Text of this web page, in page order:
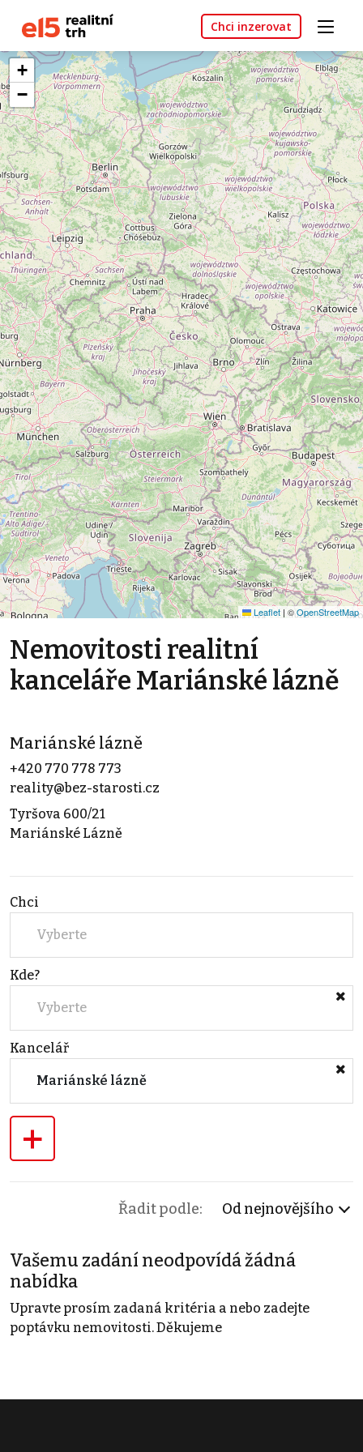
Chci inzerovat
+
−
Leaflet | ©OpenStreetMap
Nemovitosti realitní
kanceláře Mariánské lázně
Mariánské lázně
+420 770 778 773
reality@bez-starosti.cz
Tyršova 600/21
Mariánské Lázně
Chci
Vyberte
Kde?
Vyberte
Kancelář
Mariánské lázně
+
Řadit podle: Od nejnovějšího
Vašemu zadání neodpovídá žádná
nabídka
Upravte prosím zadaná kritéria a nebo zadejte
poptávku nemovitosti. Děkujeme